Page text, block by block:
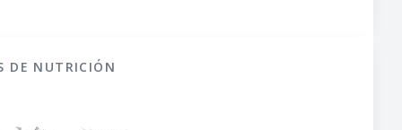
DE NUTRICIÓN